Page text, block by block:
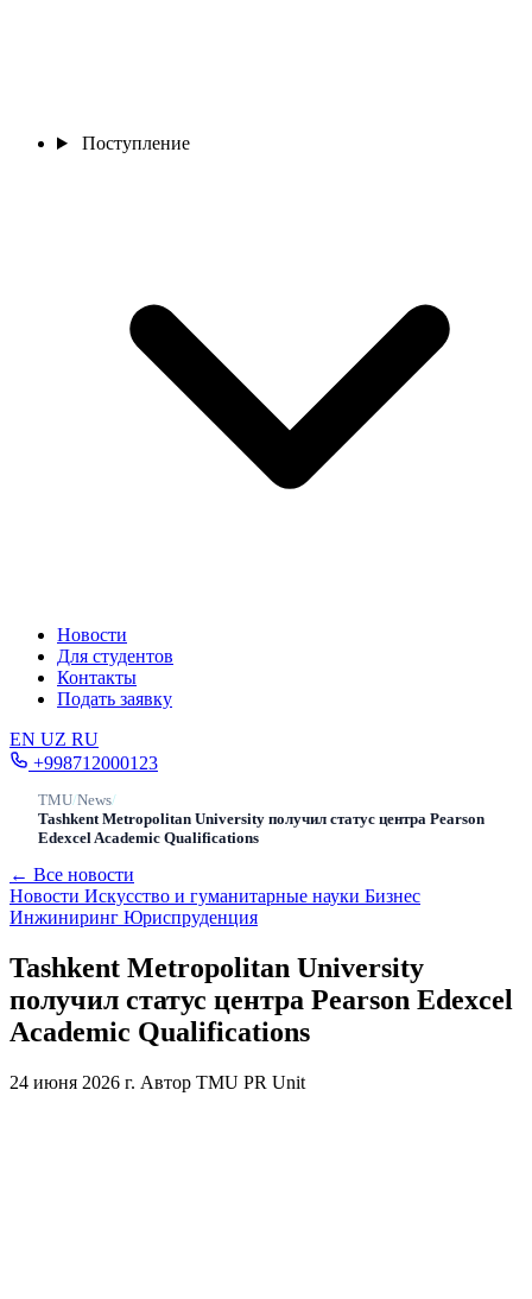
Поступление
Новости
Для студентов
Контакты
Подать заявку
EN UZ RU
+998712000123
TMU/News/
Tashkent Metropolitan University получил статус центра Pearson
Edexcel Academic Qualifications
← Все новости
Новости Искусство и гуманитарные науки Бизнес
Инжиниринг Юриспруденция
Tashkent Metropolitan University
получил статус центра Pearson Edexcel
Academic Qualifications
24 июня 2026 г. Автор TMU PR Unit